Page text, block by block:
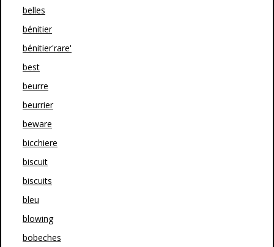
belles
bénitier
bénitier'rare'
best
beurre
beurrier
beware
bicchiere
biscuit
biscuits
bleu
blowing
bobeches